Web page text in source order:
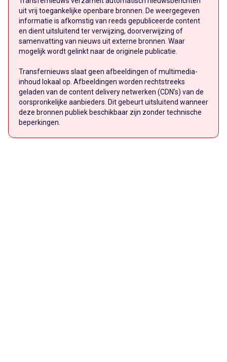
uit vrij toegankelijke openbare bronnen. De weergegeven
informatie is afkomstig van reeds gepubliceerde content
en dient uitsluitend ter verwijzing, doorverwijzing of
samenvatting van nieuws uit externe bronnen. Waar
mogelijk wordt gelinkt naar de originele publicatie.
Transfernieuws slaat geen afbeeldingen of multimedia-
inhoud lokaal op. Afbeeldingen worden rechtstreeks
geladen van de content delivery netwerken (CDN’s) van de
oorspronkelijke aanbieders. Dit gebeurt uitsluitend wanneer
deze bronnen publiek beschikbaar zijn zonder technische
beperkingen.